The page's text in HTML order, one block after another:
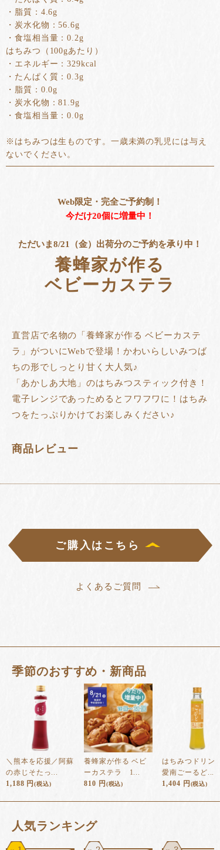
・脂質：4.6g
・炭水化物：56.6g
・食塩相当量：0.2g
はちみつ（100gあたり）
・エネルギー：329kcal
・たんぱく質：0.3g
・脂質：0.0g
・炭水化物：81.9g
・食塩相当量：0.0g
※はちみつは生ものです。一歳未満の乳児には与え
ないでください。
Web限定・完全ご予約制！
今だけ20個に増量中！
ただいま8/21（金）出荷分のご予約を承り中！
養蜂家が作る
ベビーカステラ
直営店で名物の「養蜂家が作る ベビーカステ
ラ」がついにWebで登場！かわいらしいみつば
ちの形でしっとり甘く大人気♪
「あかしあ大地」のはちみつスティック付き！
電子レンジであっためるとフワフワに！はちみ
つをたっぷりかけてお楽しみください♪
商品レビュー
ご購入はこちら
よくあるご質問
季節のおすすめ・新商品
＼熊本を応援／阿蘇
の赤じそたっ...
1,188 円(税込)
養蜂家が作る ベビ
ーカステラ 1...
810 円(税込)
はちみつドリン
愛南ごーるど...
1,404 円(税込)
⼈気ランキング